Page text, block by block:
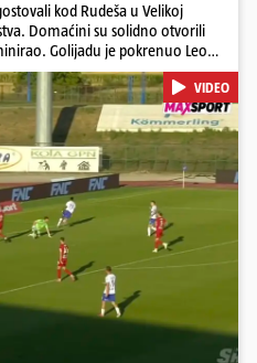
kod Rudeša u Velikoj
Domaćini su solidno otvorili
Golijadu je pokrenuo Leon
Meksikancu su ovo bili prvi
bio je junak u dresu
Rudeša tresao je u 41., 44.
u velikoj Gorici upisao se i
Utješni gol za smanjenje
Ilečić u 84. minuti. Osijek je s tri
a
videa...
VIDEO